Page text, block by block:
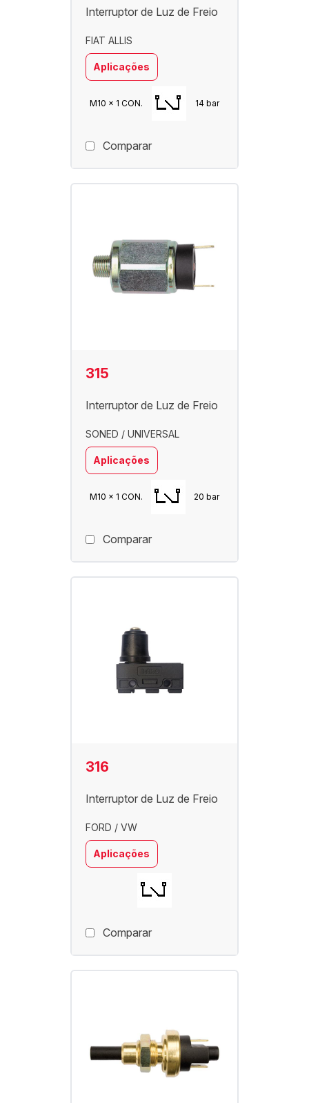
Interruptor de Luz de Freio
FIAT ALLIS
Aplicações
M10 x 1 CON. 14 bar
Comparar
315
Interruptor de Luz de Freio
SONED / UNIVERSAL
Aplicações
M10 x 1 CON. 20 bar
Comparar
316
Interruptor de Luz de Freio
FORD / VW
Aplicações
Comparar